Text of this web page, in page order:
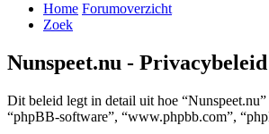
Home Forumoverzicht
Zoek
Nunspeet.nu - Privacybeleid
Dit beleid legt in detail uit hoe
“phpBB-software”, “www.phpbb.com”,